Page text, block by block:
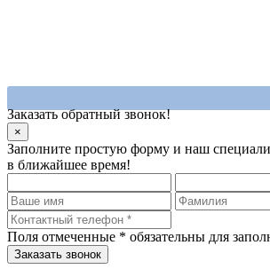
Заказать обратный звонок!
×
Заполните простую форму и наш
в ближайшее время!
Поля отмеченные * обязательны для